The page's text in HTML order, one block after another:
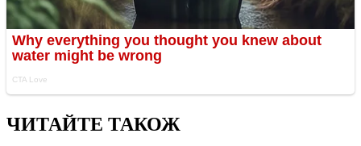
ЧИТАЙТЕ ТАКОЖ